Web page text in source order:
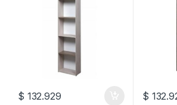
$ 132.929 $